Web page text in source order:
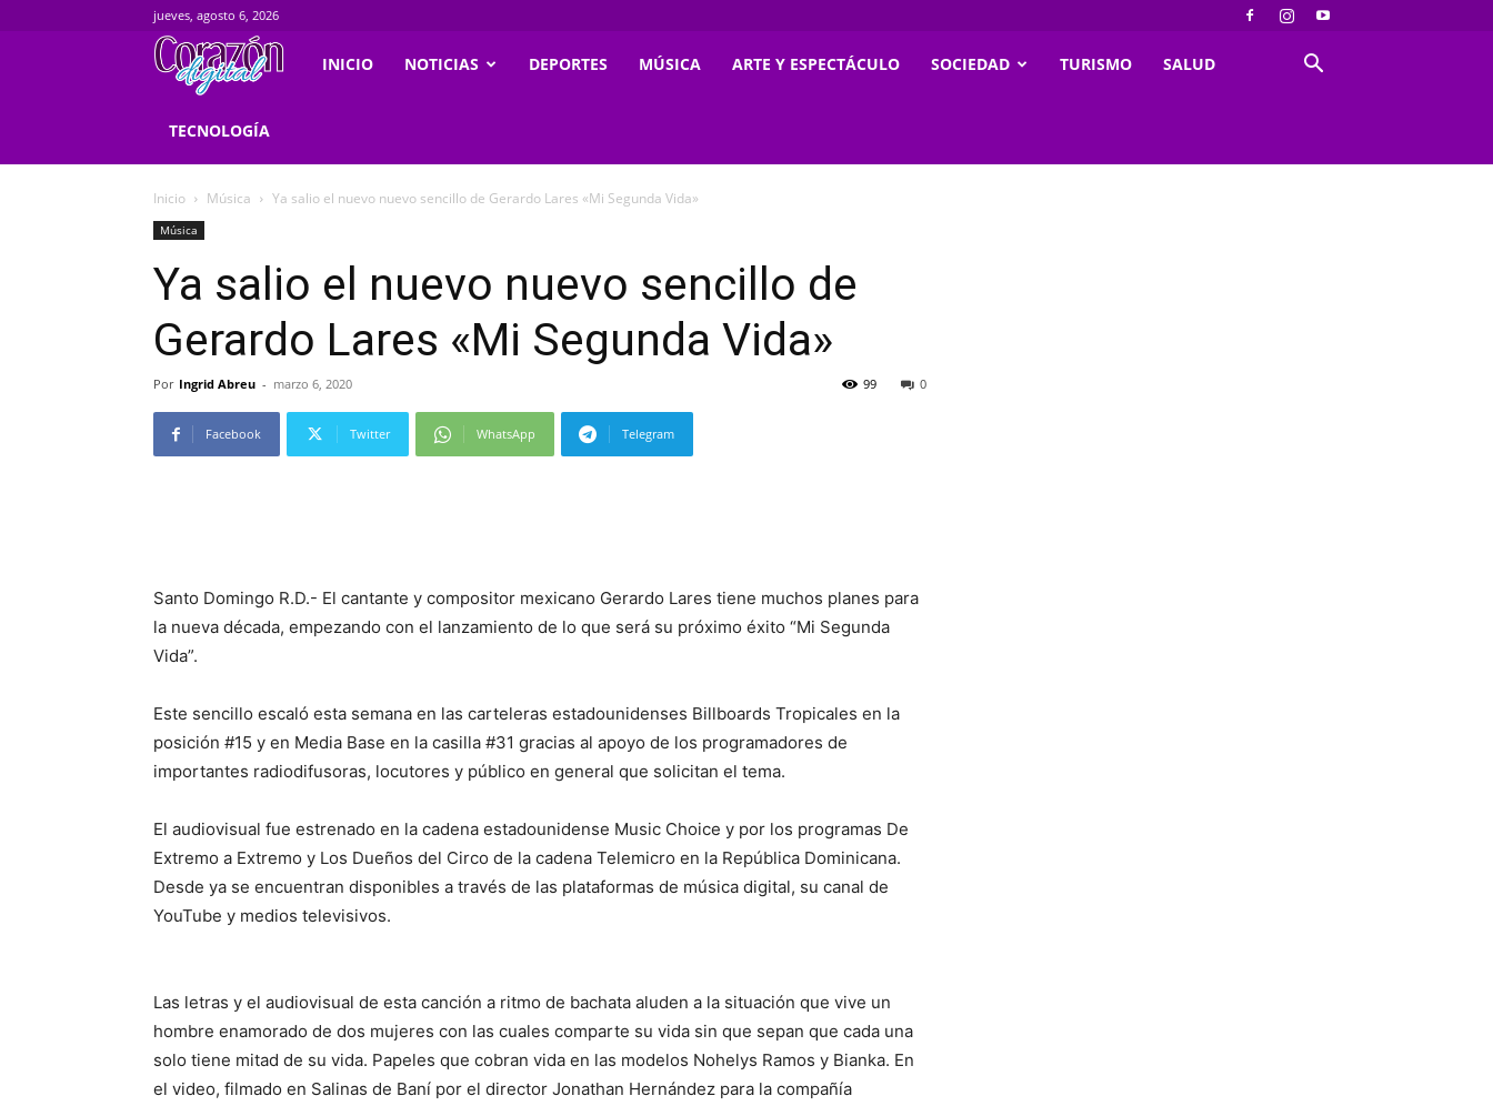
jueves, agosto 6, 2026
Corazondigital.net
INICIO NOTICIAS DEPORTES MÚSICA ARTE Y ESPECTÁCULO SOCIEDAD TURISMO SALUD
TECNOLOGÍA
Inicio Música Ya salio el nuevo nuevo sencillo de Gerardo Lares «Mi Segunda Vida»
Música
Ya salio el nuevo nuevo sencillo de
Gerardo Lares «Mi Segunda Vida»
Por Ingrid Abreu - marzo 6, 2020 0
99
Facebook Twitter WhatsApp Telegram
Santo Domingo R.D.- El cantante y compositor mexicano Gerardo Lares tiene muchos planes para
la nueva década, empezando con el lanzamiento de lo que será su próximo éxito “Mi Segunda
Vida”.
Este sencillo escaló esta semana en las carteleras estadounidenses Billboards Tropicales en la
posición #15 y en Media Base en la casilla #31 gracias al apoyo de los programadores de
importantes radiodifusoras, locutores y público en general que solicitan el tema.
El audiovisual fue estrenado en la cadena estadounidense Music Choice y por los programas De
Extremo a Extremo y Los Dueños del Circo de la cadena Telemicro en la República Dominicana.
Desde ya se encuentran disponibles a través de las plataformas de música digital, su canal de
YouTube y medios televisivos.
Las letras y el audiovisual de esta canción a ritmo de bachata aluden a la situación que vive un
hombre enamorado de dos mujeres con las cuales comparte su vida sin que sepan que cada una
solo tiene mitad de su vida. Papeles que cobran vida en las modelos Nohelys Ramos y Bianka. En
el video, filmado en Salinas de Baní por el director Jonathan Hernández para la compañía